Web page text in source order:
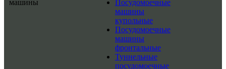
Посудомоечные
машины
купольные
Посудомоечные
машины
фронтальные
Туннельные
посудомоечные